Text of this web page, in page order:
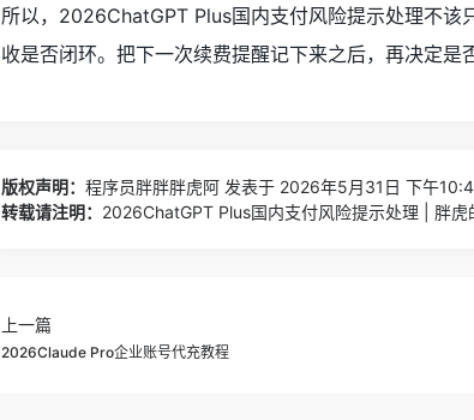
所以，2026ChatGPT Plus国内支付风险提示处理不该
收是否闭环。把下一次续费提醒记下来之后，再决定是
版权声明： 程序员胖胖胖虎阿 发表于 2026年5月31日 下午
转载请注明： 2026ChatGPT Plus国内支付风险提示处理 | 胖
上一篇
2026Claude Pro企业账号代充教程